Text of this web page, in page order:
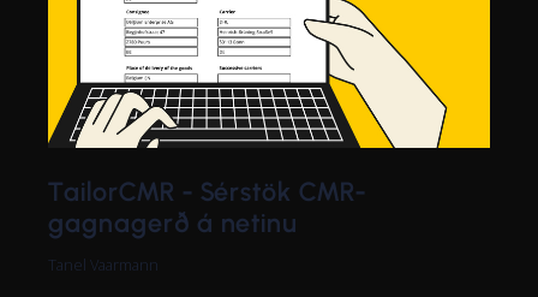
TailorCMR - Sérstök CMR-
gagnagerð á netinu
Tanel Vaarmann